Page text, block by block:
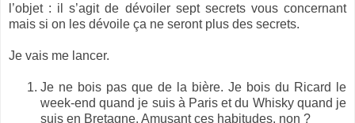
l’objet : il s’agit de dévoiler sept secrets vous concernant
mais si on les dévoile ça ne seront plus des secrets.
Je vais me lancer.
Je ne bois pas que de la bière. Je bois du Ricard le
week-end quand je suis à Paris et du Whisky quand je
suis en Bretagne. Amusant ces habitudes, non ?